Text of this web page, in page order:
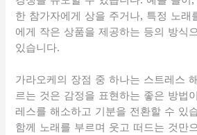
한 참가자에게 상을 주거나, 특정 노래
에게 작은 상품을 제공하는 등의 방식
있습니다.
가라오케의 장점 중 하나는 스트레스
르는 것은 감정을 표현하는 좋은 방법
레스를 해소하고 기분을 전환할 수 있
함께 노래를 부르며 웃고 떠드는 것만